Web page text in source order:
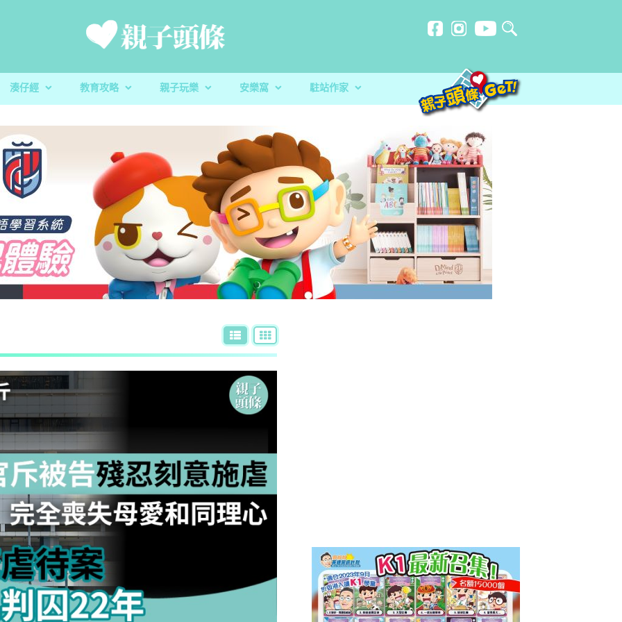
殘酷虐兒｜5歲男童餓死虐待案 母判囚22年！官斥殘忍刻意施
湊仔經
新手爸媽
醫健爸媽
家庭關係
毛孩子
教養心得
家長健康｜湊仔引發周身痛症？物理治療師HORLICK︰及早處
教育攻略
親子共讀
校園生活
升學指南
校園生活｜明愛元朗陳震夏中學 擁抱AI新時代 科技啟發潛
親子玩樂
親子飲食
親子玩意
心測開箱
玩具圖書館｜車車迷必玩必讀！小卡車系列繪本 + 遊戲
安樂窩
生活小百科
蔬菜貯存｜食前先好洗？食安中心教路自製冷藏蔬菜做1步驟更
駐站作家
「大粒 MAC 教室」閱讀計劃及「語文的生命」書櫃捐贈計劃
香港小童群益會
慈慧幼苗
辰民爸爸
心理學家王凱瑞 (CARREY WONG)
ALLIE保寶小教室
DR-MAX教材大王
D MIND & THE PRINCE
更多作家
DSE放榜｜給家長的放榜指南 成為子女最堅實的後盾